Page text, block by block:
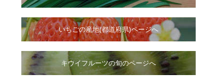
いちごの産地(都道府県)ページへ
キウイフルーツの旬のページへ